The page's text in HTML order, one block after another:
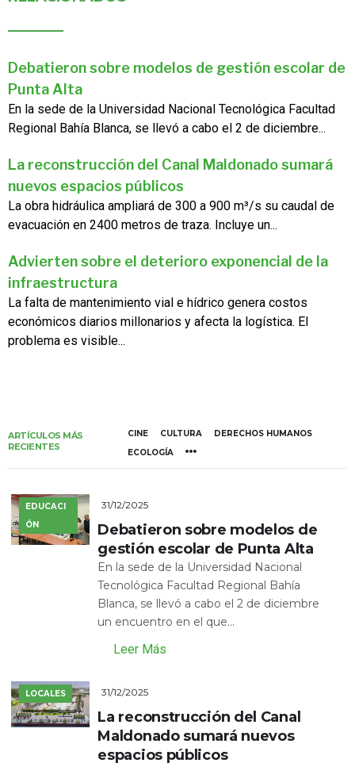
Debatieron sobre modelos de gestión escolar de
Punta Alta
En la sede de la Universidad Nacional Tecnológica Facultad
Regional Bahía Blanca, se llevó a cabo el 2 de diciembre...
La reconstrucción del Canal Maldonado sumará
nuevos espacios públicos
La obra hidráulica ampliará de 300 a 900 m³/s su caudal de
evacuación en 2400 metros de traza. Incluye un...
Advierten sobre el deterioro exponencial de la
infraestructura
La falta de mantenimiento vial e hídrico genera costos
económicos diarios millonarios y afecta la logística. El
problema es visible...
ARTÍCULOS MÁS
RECIENTES
CINE CULTURA
DERECHOS HUMANOS
ECOLOGÍA
EDUCACI
ÓN
31/12/2025
Debatieron sobre modelos de
gestión escolar de Punta Alta
En la sede de la Universidad Nacional
Tecnológica Facultad Regional Bahía
Blanca, se llevó a cabo el 2 de diciembre
un encuentro en el que...
Leer Más
LOCALES 31/12/2025
La reconstrucción del Canal
Maldonado sumará nuevos
espacios públicos